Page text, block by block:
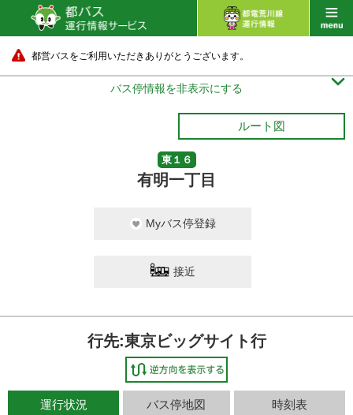
都営バスをご利用いただきありがとうございます。
バス停情報を非表示にする 
ルート図
東１６
有明一丁目
Myバス停登録
接近
行先:東京ビッグサイト行
運行状況 バス停地図 時刻表
23 分待ち